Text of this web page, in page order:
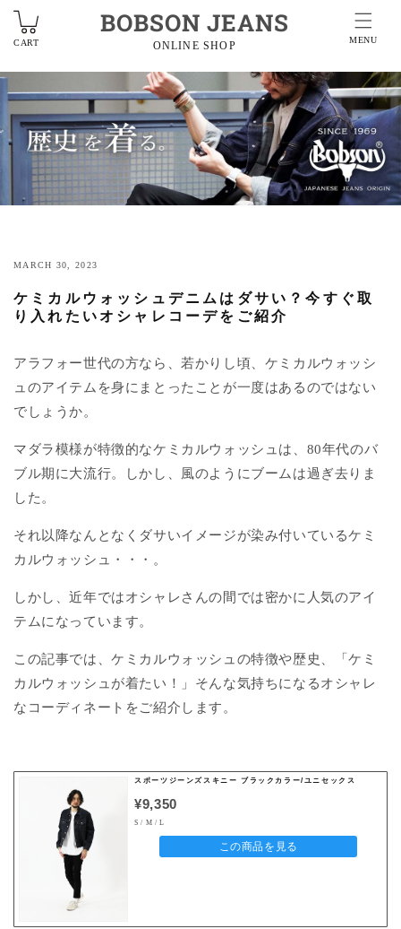
CART
BOBSON JEANS
ONLINE SHOP MENU
MARCH 30, 2023
ケミカルウォッシュデニムはダサい？今すぐ取
り入れたいオシャレコーデをご紹介
アラフォー世代の方なら、若かりし頃、ケミカルウォッシ
ュのアイテムを身にまとったことが一度はあるのではない
でしょうか。
マダラ模様が特徴的なケミカルウォッシュは、80年代のバ
ブル期に大流行。しかし、風のようにブームは過ぎ去りま
した。
それ以降なんとなくダサいイメージが染み付いているケミ
カルウォッシュ・・・。
しかし、近年ではオシャレさんの間では密かに人気のアイ
テムになっています。
この記事では、ケミカルウォッシュの特徴や歴史、「ケミ
カルウォッシュが着たい！」そんな気持ちになるオシャレ
なコーディネートをご紹介します。
スポーツジーンズスキニー ブラックカラー/ユニセックス
¥9,350
S / M / L
この商品を見る